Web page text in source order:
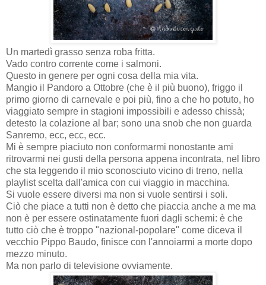
Un martedì grasso senza roba fritta.
Vado contro corrente come i salmoni.
Questo in genere per ogni cosa della mia vita.
Mangio il Pandoro a Ottobre (che è il più buono), friggo il
primo giorno di carnevale e poi più, fino a che ho potuto, ho
viaggiato sempre in stagioni impossibili e adesso chissà;
detesto la colazione al bar; sono una snob che non guarda
Sanremo, ecc, ecc, ecc.
Mi è sempre piaciuto non conformarmi nonostante ami
ritrovarmi nei gusti della persona appena incontrata, nel libro
che sta leggendo il mio sconosciuto vicino di treno, nella
playlist scelta dall'amica con cui viaggio in macchina.
Si vuole essere diversi ma non si vuole sentirsi i soli.
Ciò che piace a tutti non è detto che piaccia anche a me ma
non è per essere ostinatamente fuori dagli schemi: è che
tutto ciò che è troppo "nazional-popolare" come diceva il
vecchio Pippo Baudo, finisce con l'annoiarmi a morte dopo
mezzo minuto.
Ma non parlo di televisione ovviamente.